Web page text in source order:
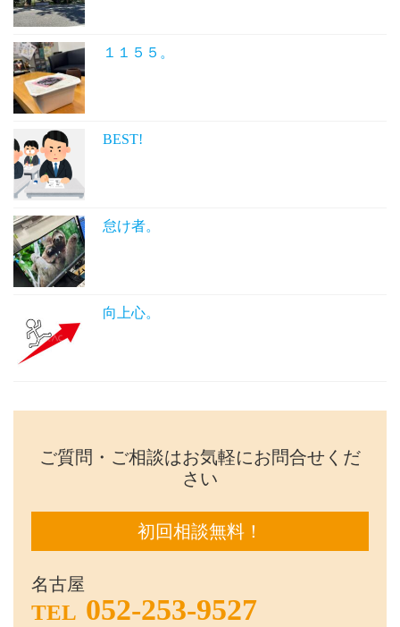
１１５５。
BEST!
怠け者。
向上心。
ご質問・ご相談はお気軽にお問合せくだ
さい
初回相談無料！
名古屋
TEL 052-253-9527